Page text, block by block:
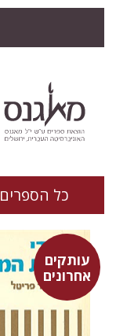
כל הספרים
עותקים
אחרונים